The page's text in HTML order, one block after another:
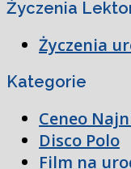
Życzenia
Życzenia
Kategorie
Ceneo
Disco Polo
Film na